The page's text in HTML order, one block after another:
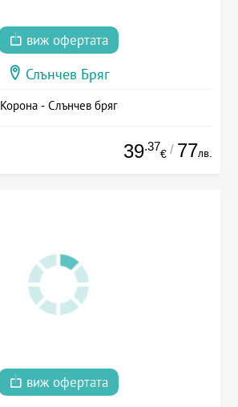
виж офертата
Слънчев Бряг
Корона - Слънчев бряг
39.37
€ / 77лв.
виж офертата